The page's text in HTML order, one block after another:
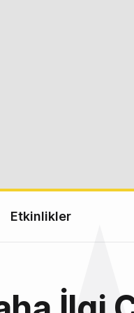
Etkinlikler